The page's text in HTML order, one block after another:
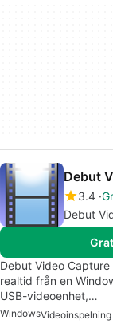
Debut
3.4
Debut
Debut Video
realtid från en
USB-videoenhet,…
Windows